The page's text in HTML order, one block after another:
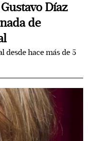
Díaz
de
desde hace más de 5